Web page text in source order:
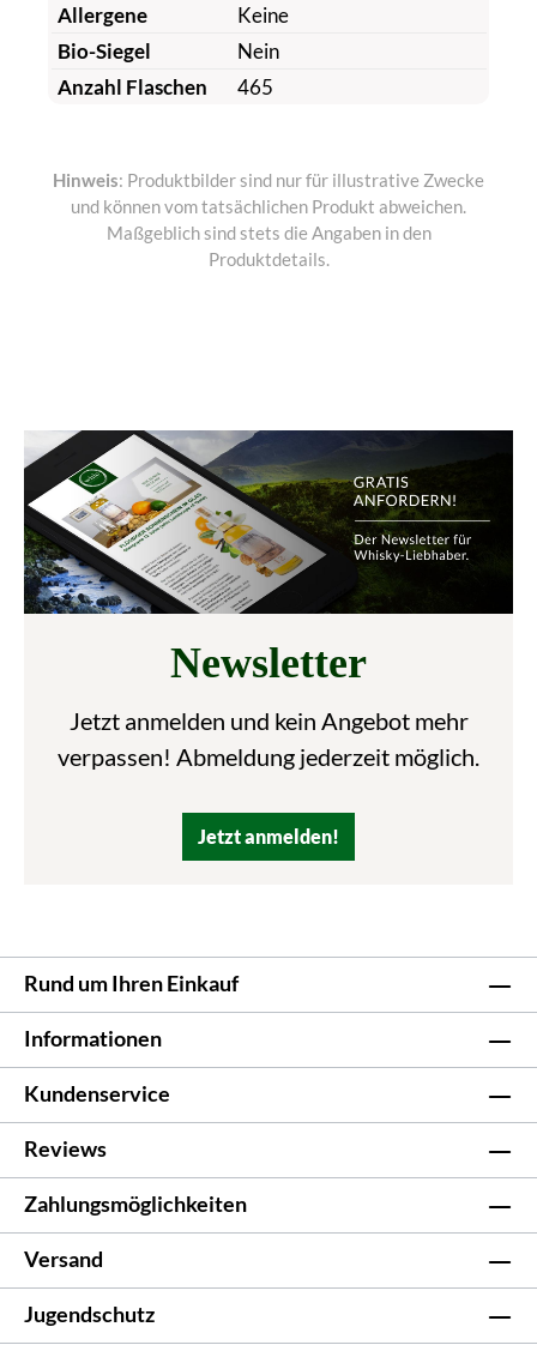
Allergene
Keine
Bio-Siegel
Nein
Anzahl Flaschen
465
Hinweis: Produktbilder sind nur für illustrative Zwecke
und können vom tatsächlichen Produkt abweichen.
Maßgeblich sind stets die Angaben in den
Produktdetails.
Newsletter
Jetzt anmelden und kein Angebot mehr
verpassen! Abmeldung jederzeit möglich.
Jetzt anmelden!
Rund um Ihren Einkauf
Informationen
Kundenservice
Reviews
Zahlungsmöglichkeiten
Versand
Jugendschutz